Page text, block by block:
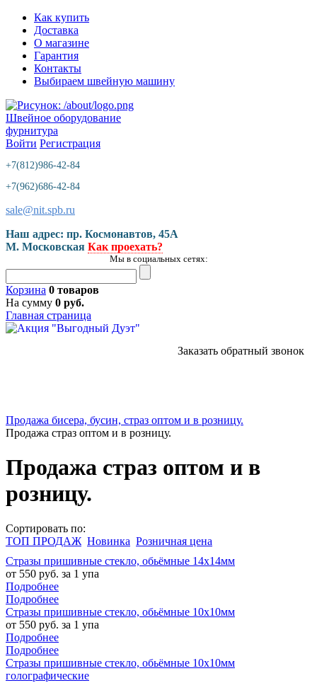
Как купить
Доставка
О магазине
Гарантия
Контакты
Выбираем швейную машину
Швейное оборудование
фурнитура
Войти Регистрация
+7(812)986-42-84
+7(962)686-42-84
sale@nit.spb.ru
Наш адрес: пр. Космонавтов, 45A
М. Московская Как проехать?
Мы в социальных сетях:
Корзина 0 товаров
На сумму 0 руб.
Заказать обратный звонок
Главная страница
Продажа бисера, бусин, страз оптом и в розницу.
Продажа страз оптом и в розницу.
Продажа страз оптом и в
розницу.
Сортировать по:
ТОП ПРОДАЖ Новинка Розничная цена
Стразы пришивные стекло, обьёмные 14х14мм
от 550 руб. за 1 упа
Подробнее
Подробнее
Стразы пришивные стекло, обьёмные 10х10мм
от 550 руб. за 1 упа
Подробнее
Подробнее
Стразы пришивные стекло, обьёмные 10х10мм
голографические